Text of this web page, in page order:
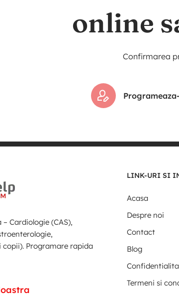
online
Confirmarea
Cardiologie (CAS),
copii). Programare rapida
LINK-URI SI
Acasa
Despre noi
Contact
Blog
Termeni si